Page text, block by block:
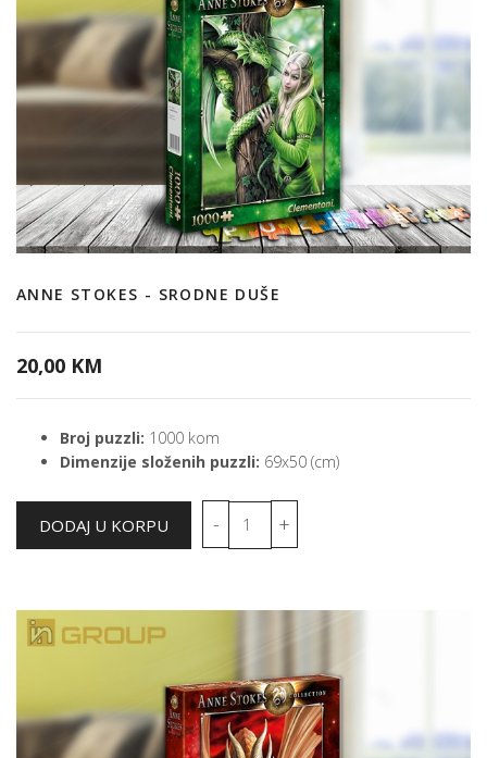
ANNE STOKES - SRODNE DUŠE
20,00 KM
Broj puzzli: 1000 kom
Dimenzije složenih puzzli: 69x50 (cm)